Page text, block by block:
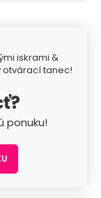
iskrami &
otvárací tanec!
ponuku!